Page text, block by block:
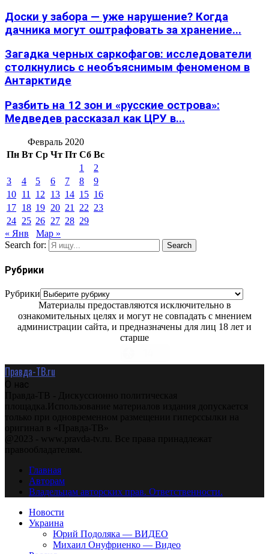
Доски у забора — уже нарушение? Когда
дачника могут оштрафовать за хранение...
Загадка черных саркофагов: исследователи
столкнулись с необъяснимым феноменом в
Антарктиде
Разбить на 12 зон и «русские острова»:
Медведев рассказал как ЦРУ в...
Февраль 2020
Пн Вт Ср Чт Пт Сб Вс
1
2
3
4 5 6 7 8
9
10 11 12 13 14 15 16
17 18 19 20 21 22 23
24 25 26 27 28 29
« Янв
Мар »
Search for:
Search
Рубрики
Рубрики
Материалы предоставляются исключительно в
ознакомительных целях и могут не совпадать с мнением
администрации сайта, и предназначены для лиц 18 лет и
старше
Правда-ТВ.ru
О нас
Правда-ТВ - Дискуссионно политическая
площадка.Использование материалов издания допускается
только при одновременном размещении гиперссылки на
оригинал в «Правда-ТВ»
@2023 - www.pravda-tv.ru. Все права принадлежат
правообладателям.
Главная
Авторам
Владельцам авторских прав. Ответственности.
Новости
Украина
Юрий Подоляка — ВИДЕО
Михаил Онуфриенко — Видео